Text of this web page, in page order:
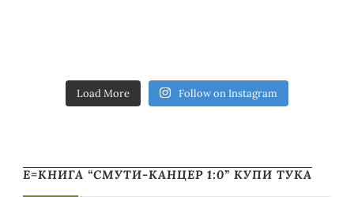
Load More Follow on Instagram
Е=КНИГА “СМУТИ-КАНЦЕР 1:0” КУПИ ТУКА